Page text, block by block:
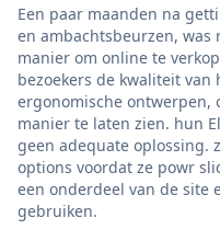
Een paar maanden na
en ambachtsbeurzen, was
manier om online te
bezoekers de kwaliteit
ergonomische ontwerpen,
manier te laten zien. hun
geen adequate oplossing.
options voordat ze powr
een onderdeel van de site
gebruiken.